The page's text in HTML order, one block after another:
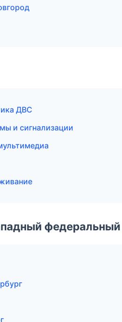
ДВС
и сигнализации
федеральный